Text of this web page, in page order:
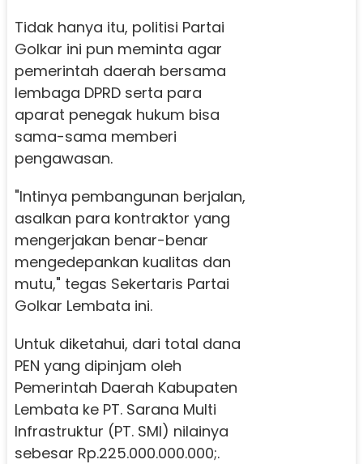
Tidak hanya itu, politisi Partai
Golkar ini pun meminta agar
pemerintah daerah bersama
lembaga DPRD serta para
aparat penegak hukum bisa
sama-sama memberi
pengawasan.
"Intinya pembangunan berjalan,
asalkan para kontraktor yang
mengerjakan benar-benar
mengedepankan kualitas dan
mutu," tegas Sekertaris Partai
Golkar Lembata ini.
Untuk diketahui, dari total dana
PEN yang dipinjam oleh
Pemerintah Daerah Kabupaten
Lembata ke PT. Sarana Multi
Infrastruktur (PT. SMI) nilainya
sebesar Rp.225.000.000.000;.